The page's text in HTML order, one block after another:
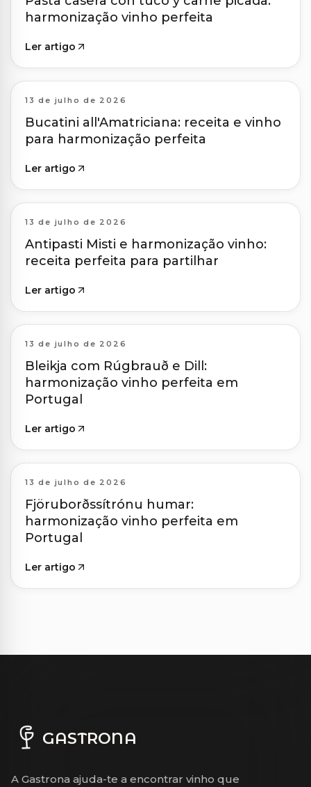
harmonização vinho perfeita
Ler artigo
13 de julho de 2026
Bucatini all'Amatriciana: receita e vinho
para harmonização perfeita
Ler artigo
13 de julho de 2026
Antipasti Misti e harmonização vinho:
receita perfeita para partilhar
Ler artigo
13 de julho de 2026
Bleikja com Rúgbrauð e Dill:
harmonização vinho perfeita em
Portugal
Ler artigo
13 de julho de 2026
Fjöruborðssítrónu humar:
harmonização vinho perfeita em
Portugal
Ler artigo
GASTRONA
A Gastrona ajuda-te a encontrar vinho que